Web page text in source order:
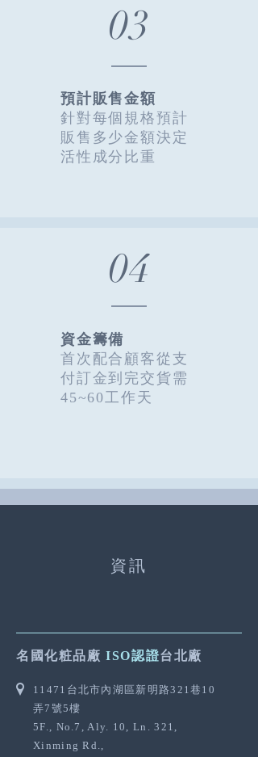
03
預計販售金額
針對每個規格預計
販售 多少金額決定
活性成分比重
04
資金籌備
首次配合顧客從支
付訂金到完交貨需
45~60工作天
資訊
名國化粧品廠ISO認證台北廠
11471 台北市內湖區新明路321巷 10
弄7 號5樓
5F., No.7, Aly. 10, Ln. 321,
Xinming Rd.,